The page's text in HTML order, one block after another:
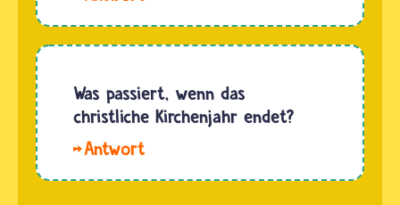
stehen
keine
Dort
werden
die
"Magier“,
Heute
der
Geburt
Kindes
alles
Was passiert, wenn das
christliche Kirchenjahr endet?